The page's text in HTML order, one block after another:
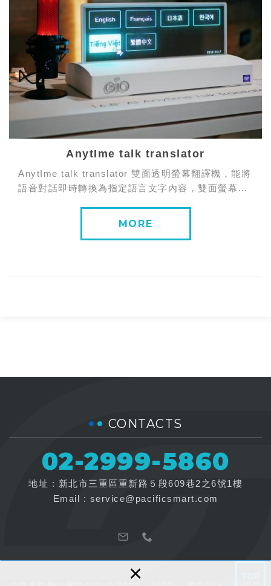
×
AnytIme talk translator
AnytIme talk translator 雙面透明螢幕翻譯機，能將
語音對話即時轉換為指定語言文字內容，雙面螢幕同
MORE
CONTACTS
02-2999-5860
地址 : 新北市三重區重新路５段609巷2之6號1樓
Email : service@pacificsmart.com